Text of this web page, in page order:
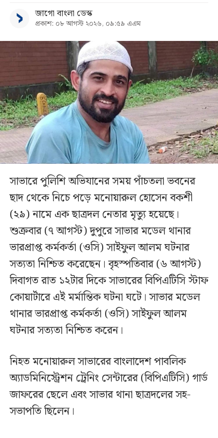
জাগো বাংলা ডেস্ক
প্রকাশ: ০৮ আগস্ট ২০২৬, ০৯:৫৯ এএম
সাভারে পুলিশি অভিযানের সময় পাঁচতলা ভবনের
ছাদ থেকে নিচে পড়ে মনোয়ারুল হোসেন বকশী
(২৯) নামে এক ছাত্রদল নেতার মৃত্যু হয়েছে।
শুক্রবার (৭ আগস্ট) দুপুরে সাভার মডেল থানার
ভারপ্রাপ্ত কর্মকর্তা (ওসি) সাইফুল আলম ঘটনার
সত্যতা নিশ্চিত করেছেন। বৃহস্পতিবার (৬ আগস্ট)
দিবাগত রাত ১২টার দিকে সাভারের বিপিএটিসি স্টাফ
কোয়ার্টারে এই মর্মান্তিক ঘটনা ঘটে। সাভার মডেল
থানার ভারপ্রাপ্ত কর্মকর্তা (ওসি) সাইফুল আলম
ঘটনার সত্যতা নিশ্চিত করেন।
নিহত মনোয়ারুল সাভারের বাংলাদেশ পাবলিক
অ্যাডমিনিস্ট্রেশন ট্রেনিং সেন্টারের (বিপিএটিসি) গার্ড
জাফরের ছেলে এবং সাভার থানা ছাত্রদলের সহ-
সভাপতি ছিলেন।